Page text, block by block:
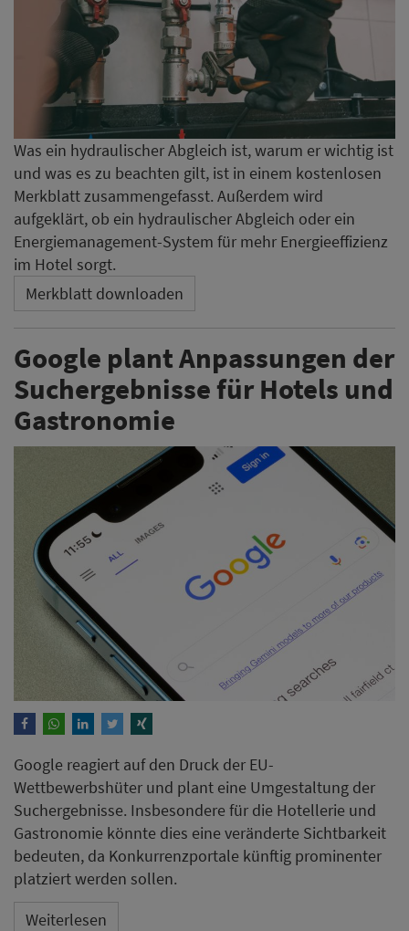
Was ein hydraulischer Abgleich ist, warum er wichtig ist
und was es zu beachten gilt, ist in einem kostenlosen
Merkblatt zusammengefasst. Außerdem wird
aufgeklärt, ob ein hydraulischer Abgleich oder ein
Energiemanagement-System für mehr Energieeffizienz
im Hotel sorgt.
Merkblatt downloaden
Google plant Anpassungen der
Suchergebnisse für Hotels und
Gastronomie
Google reagiert auf den Druck der EU-
Wettbewerbshüter und plant eine Umgestaltung der
Suchergebnisse. Insbesondere für die Hotellerie und
Gastronomie könnte dies eine veränderte Sichtbarkeit
bedeuten, da Konkurrenzportale künftig prominenter
platziert werden sollen.
Weiterlesen